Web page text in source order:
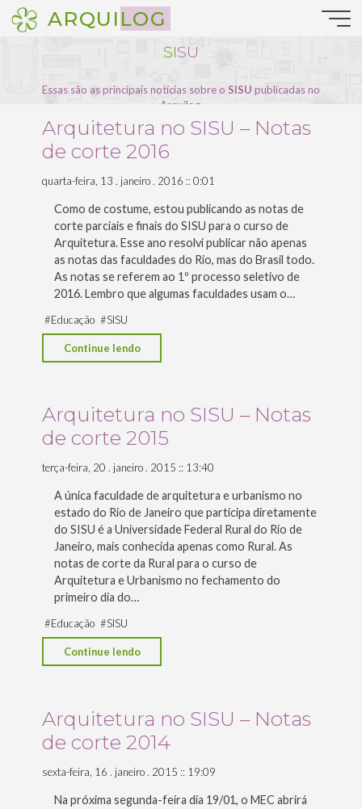
Pular
para
ARQUILOG
SISU
Essas são as principais notícias sobre o SISU publicadas no
Arquilog.
Arquitetura no SISU – Notas
de corte 2016
quarta-feira, 13 . janeiro . 2016 :: 0:01
Como de costume, estou publicando as notas de
corte parciais e finais do SISU para o curso de
Arquitetura. Esse ano resolvi publicar não apenas
as notas das faculdades do Rio, mas do Brasil todo.
As notas se referem ao 1º processo seletivo de
2016. Lembro que algumas faculdades usam o…
#Educação #SISU
Continue lendo
no
de
corte
Arquitetura no SISU – Notas
de corte 2015
terça-feira, 20 . janeiro . 2015 :: 13:40
A única faculdade de arquitetura e urbanismo no
estado do Rio de Janeiro que participa diretamente
do SISU é a Universidade Federal Rural do Rio de
Janeiro, mais conhecida apenas como Rural. As
notas de corte da Rural para o curso de
Arquitetura e Urbanismo no fechamento do
primeiro dia do…
#Educação #SISU
Continue lendo
no
de
corte
Arquitetura no SISU – Notas
de corte 2014
sexta-feira, 16 . janeiro . 2015 :: 19:09
Na próxima segunda-feira dia 19/01, o MEC abrirá